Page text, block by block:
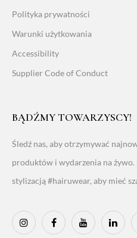
Polityka prywatności
Warunki użytkowania
Accessibility
Supplier Code of Conduct
BĄDŹMY TOWARZYSCY!
Śledź nas, aby otrzymywać
produktów i wydarzenia na
stylizacją #hairuwear, aby mieć